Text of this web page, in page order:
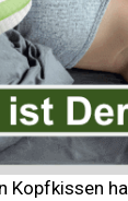
Kopfkissen